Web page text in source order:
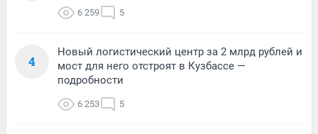
6 259 5
4
Новый логистический центр за 2 млрд рублей и
мост для него отстроят в Кузбассе —
подробности
6 253 5